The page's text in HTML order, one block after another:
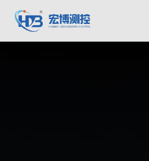
宏博測控